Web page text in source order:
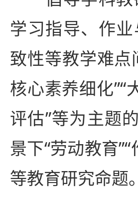
学习指导、作
致性等教学难点
核心素养细化”“
评估”等为主题
景下“劳动教育
等教育研究命题。